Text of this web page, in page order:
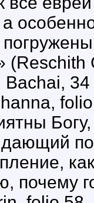
(Reschith
Bachai,
почему